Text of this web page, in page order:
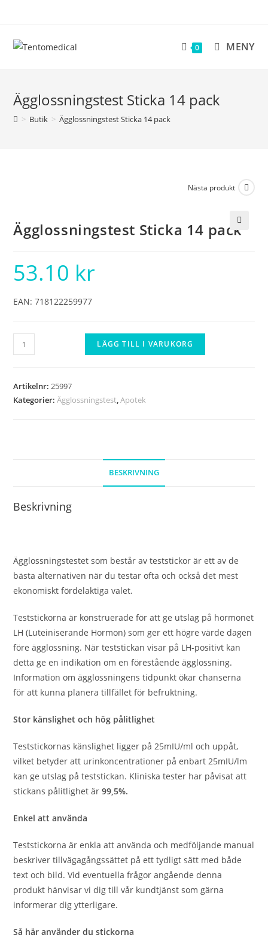
innehållet
0 MENY
Ägglossningstest Sticka 14 pack
> Butik > Ägglossningstest Sticka 14 pack
Nästa produkt
🔍
Ägglossningstest Sticka 14 pack
53.10 kr
EAN: 718122259977
Ägglossningstest
Sticka
pack
mängd
LÄGG TILL I VARUKORG
Artikelnr:25997
Kategorier:Ägglossningstest,Apotek
BESKRIVNING
Beskrivning
Ägglossningstestet som består av teststickor är ett av de
bästa alternativen när du testar ofta och också det mest
ekonomiskt fördelaktiga valet.
Teststickorna är konstruerade för att ge utslag på hormonet
LH (Luteiniserande Hormon) som ger ett högre värde dagen
före ägglossning. När teststickan visar på LH-positivt kan
detta ge en indikation om en förestående ägglossning.
Information om ägglossningens tidpunkt ökar chanserna
för att kunna planera tillfället för befruktning.
Stor känslighet och hög pålitlighet
Teststickornas känslighet ligger på 25mIU/ml och uppåt,
vilket betyder att urinkoncentrationer på enbart 25mIU/lm
kan ge utslag på teststickan. Kliniska tester har påvisat att
stickans pålitlighet är99,5%.
Enkel att använda
Teststickorna är enkla att använda och medföljande manual
beskriver tillvägagångssättet på ett tydligt sätt med både
text och bild. Vid eventuella frågor angående denna
produkt hänvisar vi dig till vår kundtjänst som gärna
informerar dig ytterligare.
Så här använder du stickorna